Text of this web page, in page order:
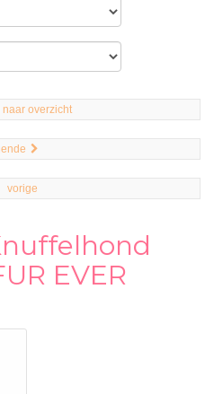
naar overzicht
vorige
EVER